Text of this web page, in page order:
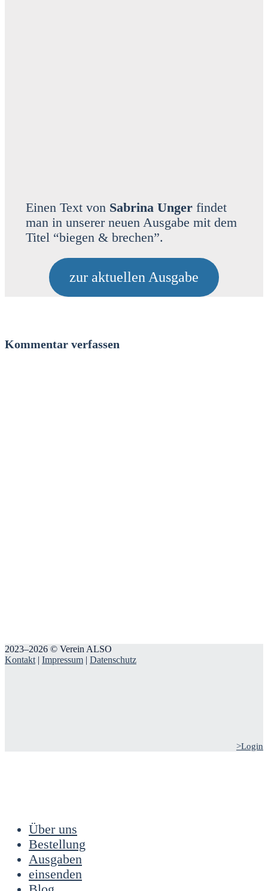
Einen Text von Sabri­na Ungerfin­det
man in unse­rer neu­en Aus­ga­be mit dem
Titel “bie­gen & bre­chen”.
zur aktu­el­len Aus­ga­be
Kommentar verfassen
2023–2026 © Verein ALSO
Kontakt | Impressum | Datenschutz
>Login
Über uns
Bestellung
Ausgaben
einsenden